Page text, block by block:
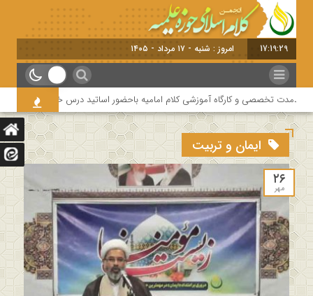
17:19:29 امروز : شنبه - ۱۷ مرداد - ۱۴۰۵
تخصصی و کارگاه آموزشی کلام امامیه باحضور اساتید درس خارج کلام و اساتید
ایمان و تربیت
۲۶
مهر